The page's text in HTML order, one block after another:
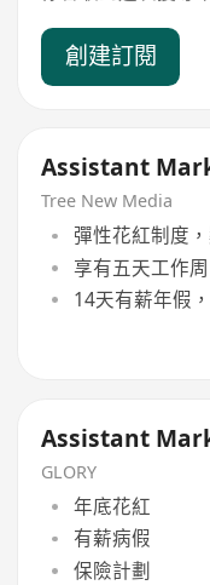
創建訂閱
Assistant
Tree New Media
彈性花紅制度
享有五天工作
14天有薪年假
Assistant
GLORY
年底花紅
有薪病假
保險計劃